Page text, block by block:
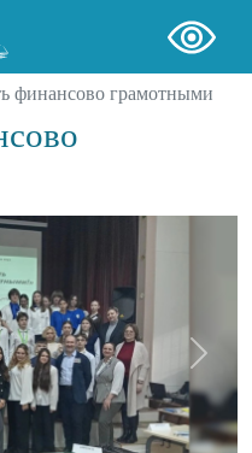
финансово грамотными
Next